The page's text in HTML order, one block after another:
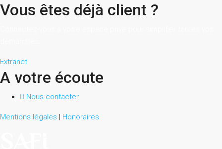
Vous êtes déjà client ?
Extranet
A votre écoute
Nous contacter
Mentions légales | Honoraires